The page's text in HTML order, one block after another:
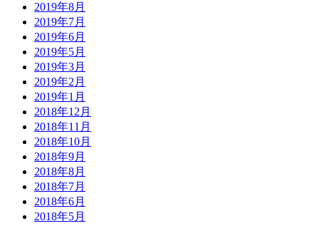
2019年8月
2019年7月
2019年6月
2019年5月
2019年3月
2019年2月
2019年1月
2018年12月
2018年11月
2018年10月
2018年9月
2018年8月
2018年7月
2018年6月
2018年5月